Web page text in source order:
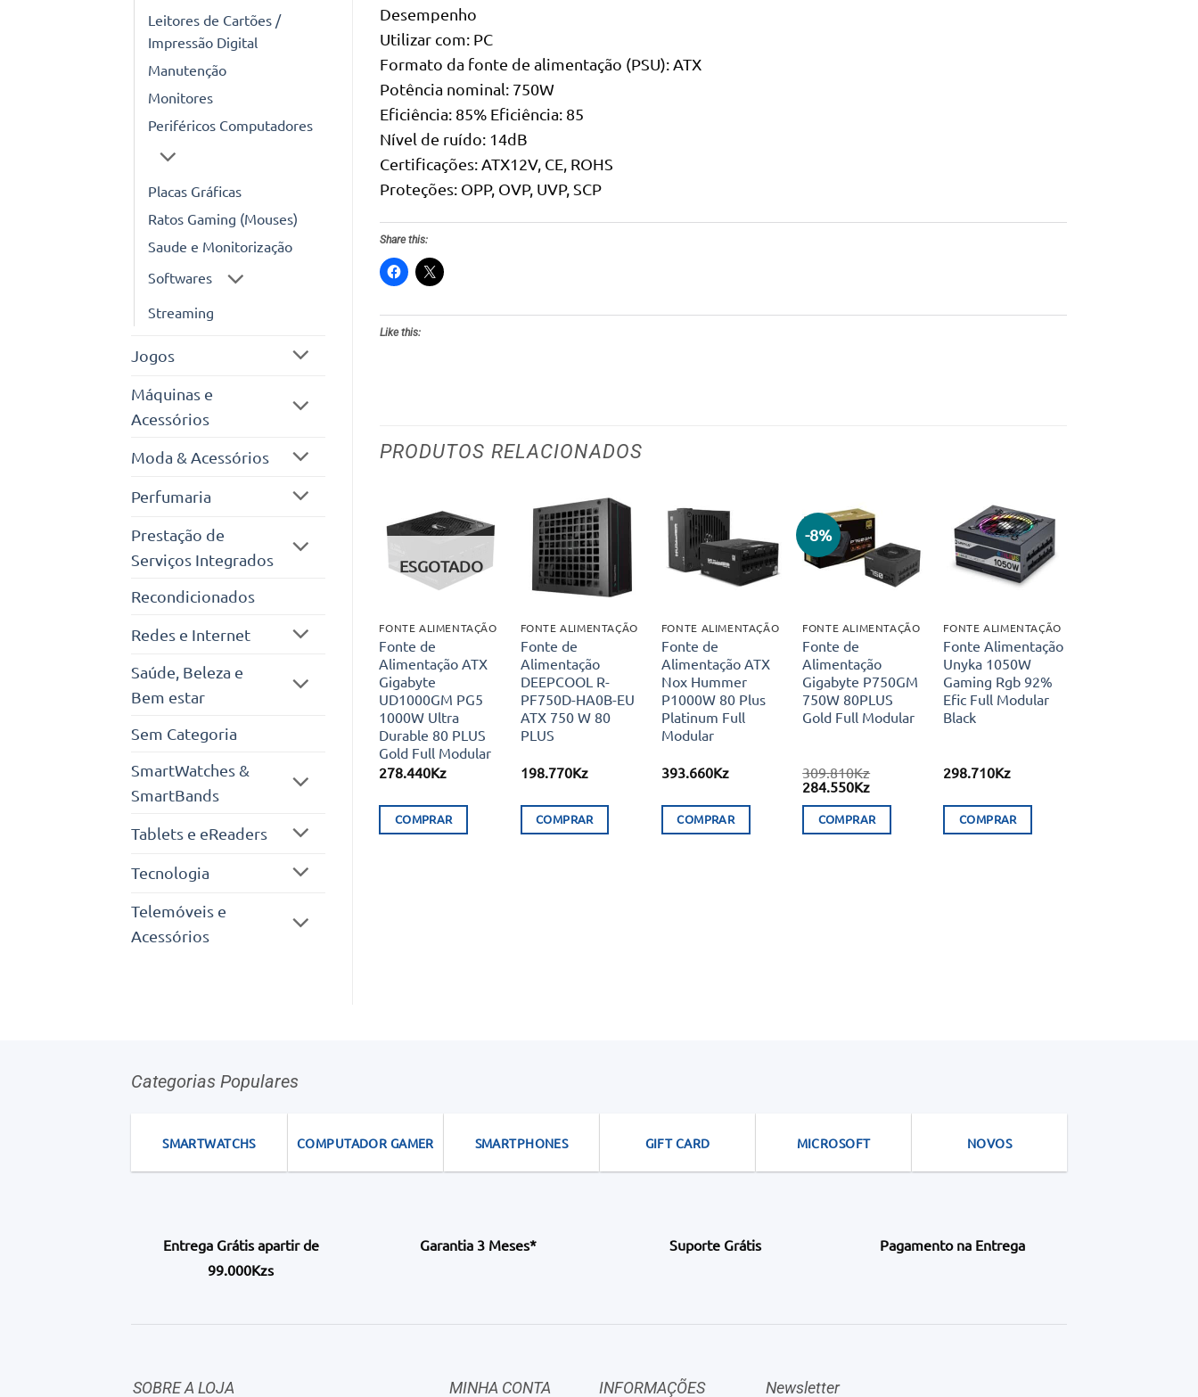
Leitores de Cartões /
Impressão Digital
Manutenção
Monitores
Periféricos Computadores
Placas Gráficas
Ratos Gaming (Mouses)
Saude e Monitorização
Softwares
Streaming
Jogos
Máquinas e
Acessórios
Moda & Acessórios
Perfumaria
Prestação de
Serviços Integrados
Recondicionados
Redes e Internet
Saúde, Beleza e
Bem estar
Sem Categoria
SmartWatches &
SmartBands
Tablets e eReaders
Tecnologia
Telemóveis e
Acessórios
Desempenho
Utilizar com: PC
Formato da fonte de alimentação (PSU): ATX
Potência nominal: 750W
Eficiência: 85% Eficiência: 85
Nível de ruído: 14dB
Certificações: ATX12V, CE, ROHS
Proteções: OPP, OVP, UVP, SCP
Share this:
Like this:
PRODUTOS RELACIONADOS
Adicionar
desejos
ESGOTADO
FONTE ALIMENTAÇÃO
Fonte de
Alimentação ATX
Gigabyte
UD1000GM PG5
1000W Ultra
Durable 80 PLUS
Gold Full Modular
278.440Kz
COMPRAR
Adicionar
aos meus
desejos
FONTE ALIMENTAÇÃO
Fonte de
Alimentação
DEEPCOOL R-
PF750D-HA0B-EU
ATX 750 W 80
PLUS
198.770Kz
COMPRAR
Adicionar
aos meus
desejos
FONTE ALIMENTAÇÃO
Fonte de
Alimentação ATX
Nox Hummer
P1000W 80 Plus
Platinum Full
Modular
393.660Kz
COMPRAR
-8%
Adicionar
aos meus
desejos
FONTE ALIMENTAÇÃO
Fonte de
Alimentação
Gigabyte P750GM
750W 80PLUS
Gold Full Modular
309.810Kz
O
original
era:
284.550KzO
atual
é:
COMPRAR
Adicionar
aos meus
desejos
FONTE ALIMENTAÇÃO
Fonte Alimentação
Unyka 1050W
Gaming Rgb 92%
Efic Full Modular
Black
298.710Kz
COMPRAR
Categorias Populares
SMARTWATCHS COMPUTADOR GAMER SMARTPHONES GIFT CARD MICROSOFT NOVOS
Entrega Grátis apartir de
99.000Kzs
Garantia 3 Meses* Suporte Grátis Pagamento na Entrega
SOBRE A LOJA MINHA CONTA INFORMAÇÕES Newsletter